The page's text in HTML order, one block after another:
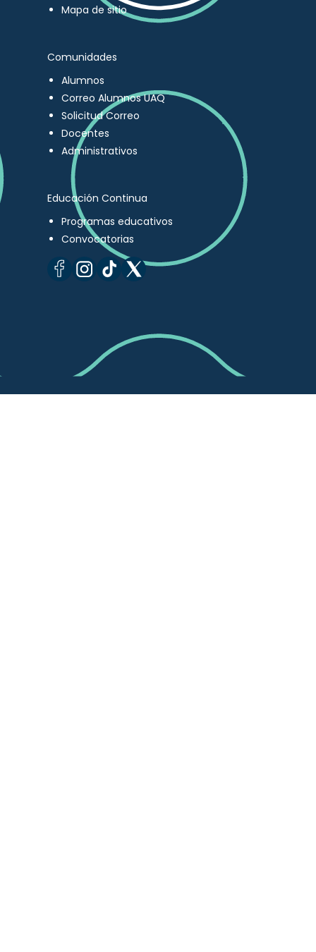
Mapa de sitio
Comunidades
Alumnos
Correo Alumnos UAQ
Solicitud Correo
Docentes
Administrativos
Educación Continua
Programas educativos
Convocatorias